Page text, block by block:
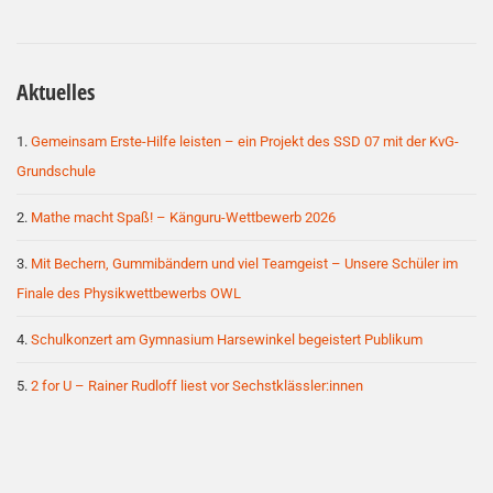
Aktuelles
Gemeinsam Erste-Hilfe leisten – ein Projekt des SSD 07 mit der KvG-
Grundschule
Mathe macht Spaß! – Känguru-Wettbewerb 2026
Mit Bechern, Gummibändern und viel Teamgeist – Unsere Schüler im
Finale des Physikwettbewerbs OWL
Schulkonzert am Gymnasium Harsewinkel begeistert Publikum
2 for U – Rainer Rudloff liest vor Sechstklässler:innen